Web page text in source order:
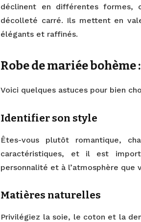
déclinent en différentes
décolleté carré. Ils mettent en
élégants et raffinés.
Robe de mariée
Voici quelques astuces pour bien
Identifier son style
Êtes-vous plutôt romantique,
caractéristiques, et il est
personnalité et à l’atmosphère que
Matières naturelles
Privilégiez la soie, le coton et la